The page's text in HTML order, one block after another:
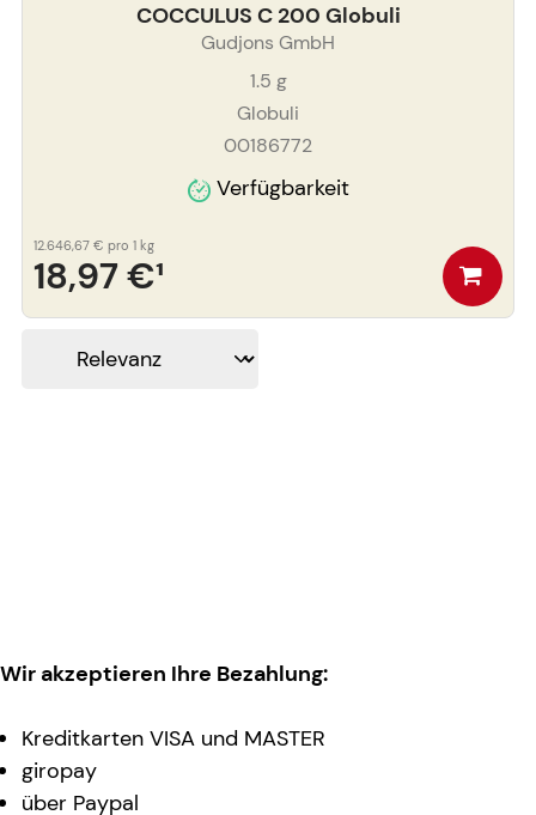
COCCULUS C 200 Globuli
Gudjons GmbH
1.5 g
Globuli
00186772
Verfügbarkeit
18,97 €¹
12.646,67 € pro 1 kg
Wir akzeptieren Ihre Bezahlung:
Kreditkarten VISA und MASTER
giropay
über Paypal